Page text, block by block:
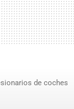
de coches